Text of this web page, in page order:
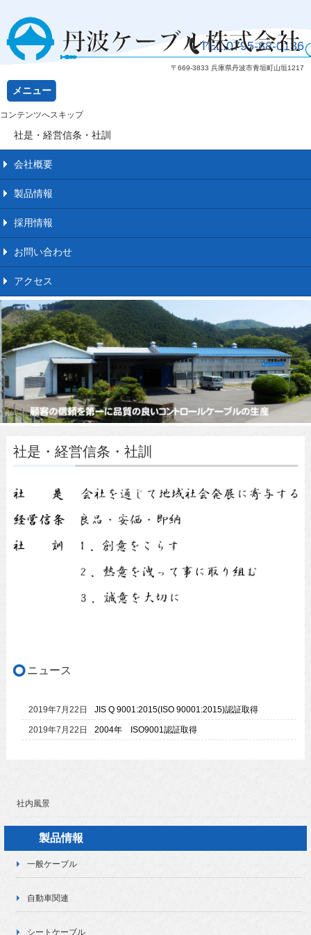
TEL.0795-88-0136
〒669-3833 兵庫県丹波市青垣町山垣1217
メニュー
コンテンツへスキップ
社是・経営信条・社訓
会社概要
製品情報
採用情報
お問い合わせ
アクセス
社是・経営信条・社訓
ニュース
2019年7月22日 JIS Q 9001:2015(ISO 90001:2015)認証取得
2019年7月22日 2004年 ISO9001認証取得
社内風景
製品情報
一般ケーブル
自動車関連
シートケーブル